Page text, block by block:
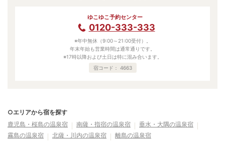
ゆこゆこ予約センター
0120-333-333
※年中無休（9:00～21:00受付）。
年末年始も営業時間は通常通りです。
※17時以降および土日は特に混み合います。
宿コード： 4663
○エリアから宿を探す
鹿児島・桜島の温泉宿
南薩・指宿の温泉宿
垂水・大隅の温泉宿
霧島の温泉宿
北薩・川内の温泉宿 離島の温泉宿